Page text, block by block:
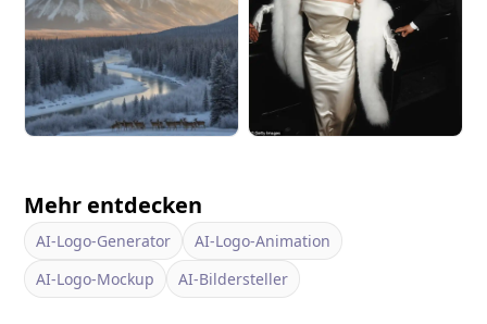
Mehr entdecken
AI-Logo-Generator
AI-Logo-Animation
AI-Logo-Mockup
AI-Bildersteller